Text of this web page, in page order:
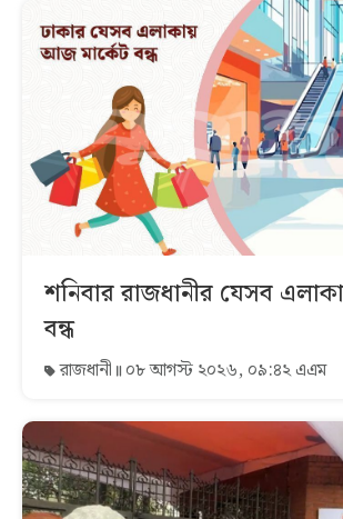
শনিবার রাজধানীর যেসব
বন্ধ
রাজধানী ০৮ আগস্ট ২০২৬, ০৯:৪২ এএম